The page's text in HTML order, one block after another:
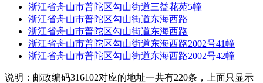
浙江省舟山市普陀区勾山街道三益花苑5幢
浙江省舟山市普陀区勾山街道东海西路
浙江省舟山市普陀区勾山街道东海西路
浙江省舟山市普陀区勾山街道东海西路2002号41幢
浙江省舟山市普陀区勾山街道东海西路2002号42幢
说明：邮政编码316102对应的地址一共有220条，上面只显示